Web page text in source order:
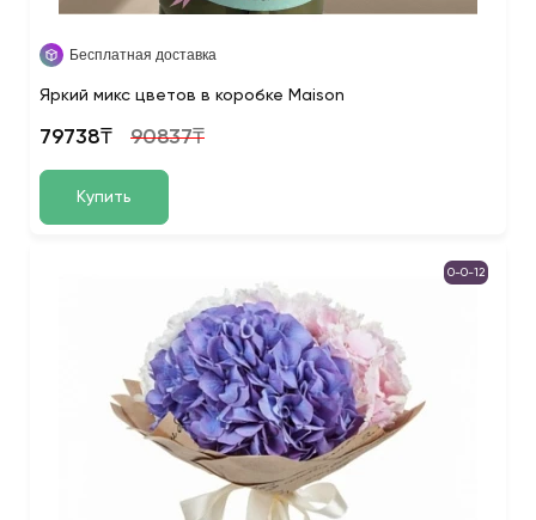
Бесплатная доставка
Яркий микс цветов в коробке Maison
79738₸ 90837₸
Купить
0-0-12